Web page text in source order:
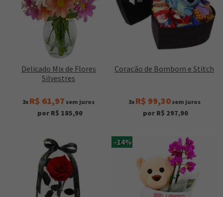
Delicado Mix de Flores
Silvestres
3x R$ 61,97 sem juros
por R$ 185,90
Coração de Bombom e Stitch
3x R$ 99,30sem juros
por R$ 297,90
-14%